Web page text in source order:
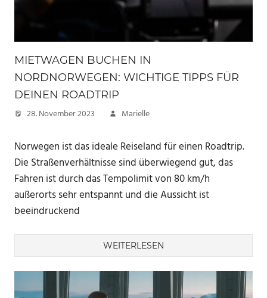
MIETWAGEN BUCHEN IN
NORDNORWEGEN: WICHTIGE TIPPS FÜR
DEINEN ROADTRIP
28. November 2023 Marielle
Norwegen ist das ideale Reiseland für einen Roadtrip.
Die Straßenverhältnisse sind überwiegend gut, das
Fahren ist durch das Tempolimit von 80 km/h
außerorts sehr entspannt und die Aussicht ist
beeindruckend
WEITERLESEN